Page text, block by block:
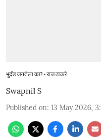
भुर्दंड जनतेला का? - राज ठाकरे
Swapnil S
Published on: 13 May 2026,